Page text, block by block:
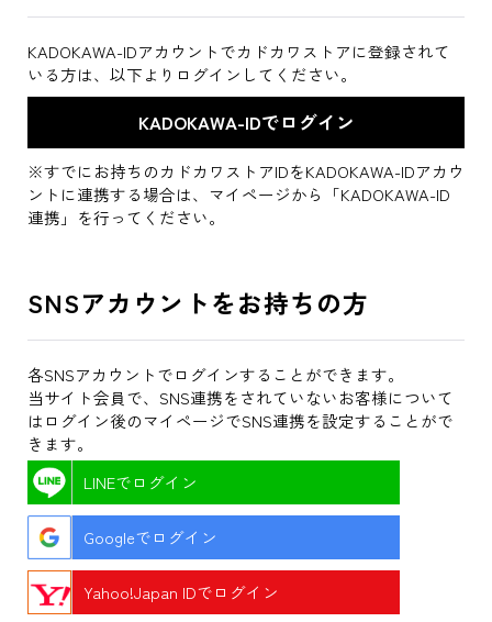
KADOKAWA-IDアカウントでカドカワストアに登録されて
いる方は、以下よりログインしてください。
※すでにお持ちのカドカワストアIDをKADOKAWA-IDアカウ
ントに連携する場合は、マイページから「KADOKAWA-ID
連携」を行ってください。
SNSアカウントをお持ちの方
各SNSアカウントでログインすることができます。
当サイト会員で、SNS連携をされていないお客様について
はログイン後のマイページでSNS連携を設定することがで
きます。
LINEでログイン
Googleでログイン
Yahoo!Japan IDでログイン